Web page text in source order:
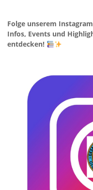
Folge unserem
Infos, Events und
entdecken!